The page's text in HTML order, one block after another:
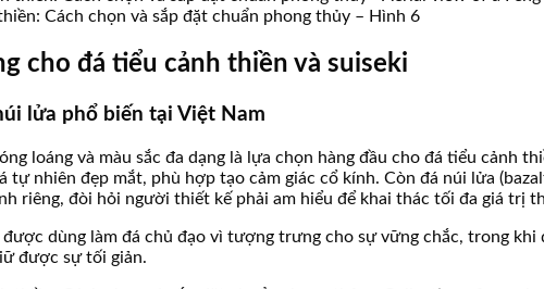
Cách chọn và sắp đặt chuẩn phong thủy – Hình 6
cho đá tiểu cảnh thiền và suiseki
lửa phổ biến tại Việt Nam
loáng và màu sắc đa dạng là lựa chọn hàng đầu cho đá tiểu cảnh
tự nhiên đẹp mắt, phù hợp tạo cảm giác cổ kính. Còn đá núi lửa
riêng, đòi hỏi người thiết kế phải am hiểu để khai thác tối đa giá trị
dùng làm đá chủ đạo vì tượng trưng cho sự vững chắc, trong
được sự tối giản.